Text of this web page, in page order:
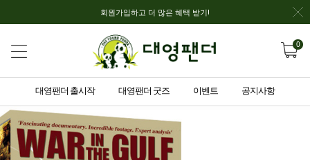
회원가입하고 더 많은 혜택 받기!
0
대영팬더 출시작 대영팬더 굿즈 이벤트 공지사항